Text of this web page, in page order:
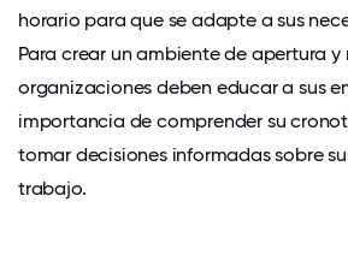
horario para que se adapte a sus
Para crear un ambiente de apertura y
organizaciones deben educar a sus
importancia de comprender su
tomar decisiones informadas sobre
trabajo.